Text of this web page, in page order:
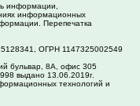
информации,
информационных
Перепечатка
ОГРН 1147325002549
бульвар, 8А, офис 305
выдано 13.06.2019г.
технологий и